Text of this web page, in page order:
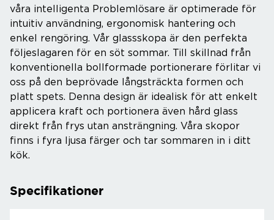
våra intelligenta Problemlösare är optimerade för
intuitiv användning, ergonomisk hantering och
enkel rengöring. Vår glassskopa är den perfekta
följeslagaren för en söt sommar. Till skillnad från
konventionella bollformade portionerare förlitar vi
oss på den beprövade långsträckta formen och
platt spets. Denna design är idealisk för att enkelt
applicera kraft och portionera även hård glass
direkt från frys utan ansträngning. Våra skopor
finns i fyra ljusa färger och tar sommaren in i ditt
kök.
Specifikationer